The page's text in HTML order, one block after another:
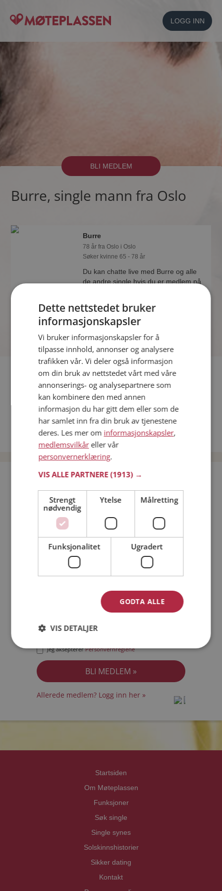
LOGG INN
BLI MEDLEM
Burre, single mann fra Oslo
Burre
78 år fra Oslo i Oslo
Søker kvinne 65 - 78 år
Du kan chatte live med Burre og alle
de andre single hvis du er medlem på
Fler single
Flere singlemenn fra Oslo:Zydanzydan,Robin
Kvinner fra Oslo
Date kvinner i Norge
Date menn i Norge
Bli medlem gratis!
Jeg er en:
Jeg akseptererPersonvernreglene
Allerede medlem? Logg inn her »
Startsiden
Om Møteplassen
Funksjoner
Søk single
Single synes
Solskinnshistorier
Sikker dating
Kontakt
Dette nettstedet bruker
informasjonskapsler
Vi bruker informasjonskapsler for å
tilpasse innhold, annonser og analysere
trafikken vår. Vi deler også informasjon
om din bruk av nettstedet vårt med våre
annonserings- og analysepartnere som
kan kombinere den med annen
informasjon du har gitt dem eller som de
har samlet inn fra din bruk av tjenestene
deres. Les mer om informasjonskapsler,
medlemsvilkåreller vår
personvernerklæring.
VIS ALLE PARTNERE(1913) →
Strengt
nødvendig
Ytelse Målretting
Funksjonalitet Ugradert
GODTA ALLE
VIS DETALJER